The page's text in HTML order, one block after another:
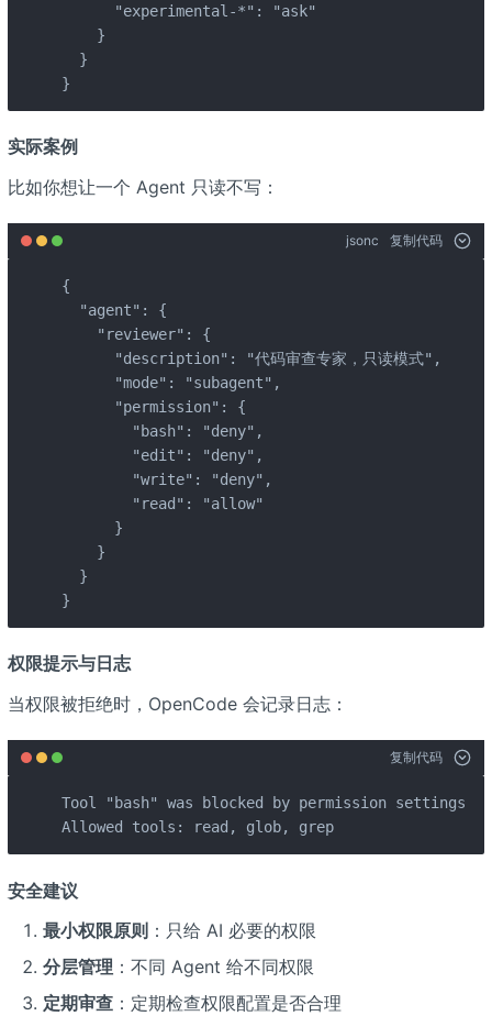
      "experimental-*": "ask"
    }
  }
}
实际案例
比如你想让一个 Agent 只读不写：
jsonc 复制代码
{
  "agent": {
    "reviewer": {
      "description": "代码审查专家，只读模式",
      "mode": "subagent",
      "permission": {
        "bash": "deny",
        "edit": "deny",
        "write": "deny",
        "read": "allow"
      }
    }
  }
}
权限提示与日志
当权限被拒绝时，OpenCode 会记录日志：
复制代码
Tool "bash" was blocked by permission settings.
Allowed tools: read, glob, grep
安全建议
最小权限原则 ：只给 AI 必要的权限
分层管理 ：不同 Agent 给不同权限
定期审查：定期检查权限配置是否合理